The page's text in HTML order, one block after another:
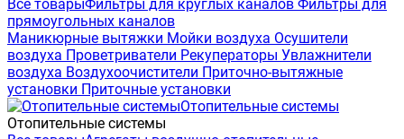
Все товарыФильтры для круглых каналов Фильтры для
прямоугольных каналов
Маникюрные вытяжки Мойки воздуха Осушители
воздуха Проветриватели Рекуператоры Увлажнители
воздуха Воздухоочистители Приточно-вытяжные
установки Приточные установки
Отопительные системы
Отопительные системы